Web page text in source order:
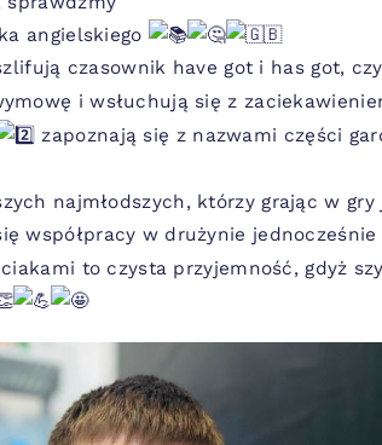
angielskiego
czasownik have got i has got,
i wsłuchują się z
zapoznają się z nazwami części
najmłodszych, którzy grając w gry
współpracy w drużynie
to czysta przyjemność, gdyż